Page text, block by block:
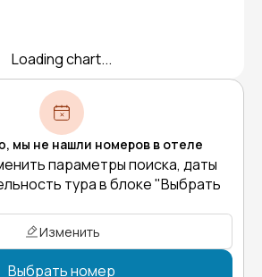
Loading chart...
мы не нашли номеров в отеле
параметры поиска, даты
тура в блоке "Выбрать
Изменить
Выбрать номер